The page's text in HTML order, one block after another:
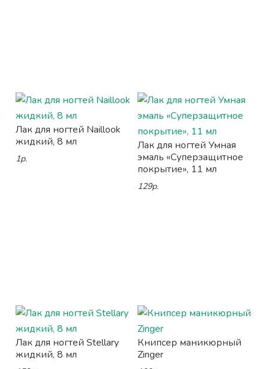
Лак для ногтей Naillook
жидкий, 8 мл
1р.
Лак для ногтей Умная
эмаль «Суперзащитное
покрытие», 11 мл
129р.
Лак для ногтей Stellary
жидкий, 8 мл
Книпсер маникюрный
Zinger